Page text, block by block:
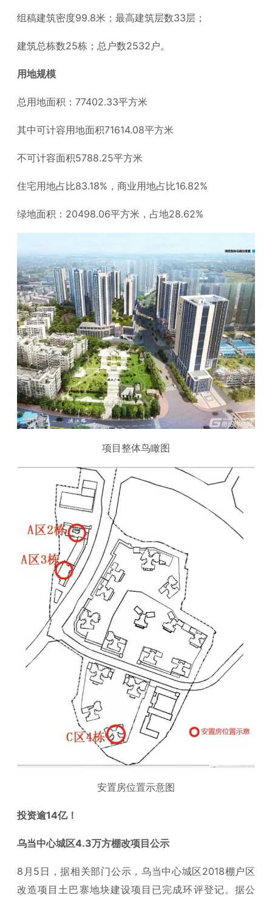
组稿建筑密度99.8米；最高建筑层数33层；
建筑总栋数25栋；总户数2532户。
用地规模
总用地面积：77402.33平方米
其中可计容用地面积71614.08平方米
不可计容面积5788.25平方米
住宅用地占比83.18%，商业用地占比16.82%
绿地面积：20498.06平方米，占地28.62%
项目整体鸟瞰图
安置房位置示意图
投资逾14亿！
乌当中心城区4.3万方棚改项目公示
8月5日，据相关部门公示，乌当中心城区2018棚户区
改造项目土巴寨地块建设项目已完成环评登记。据公